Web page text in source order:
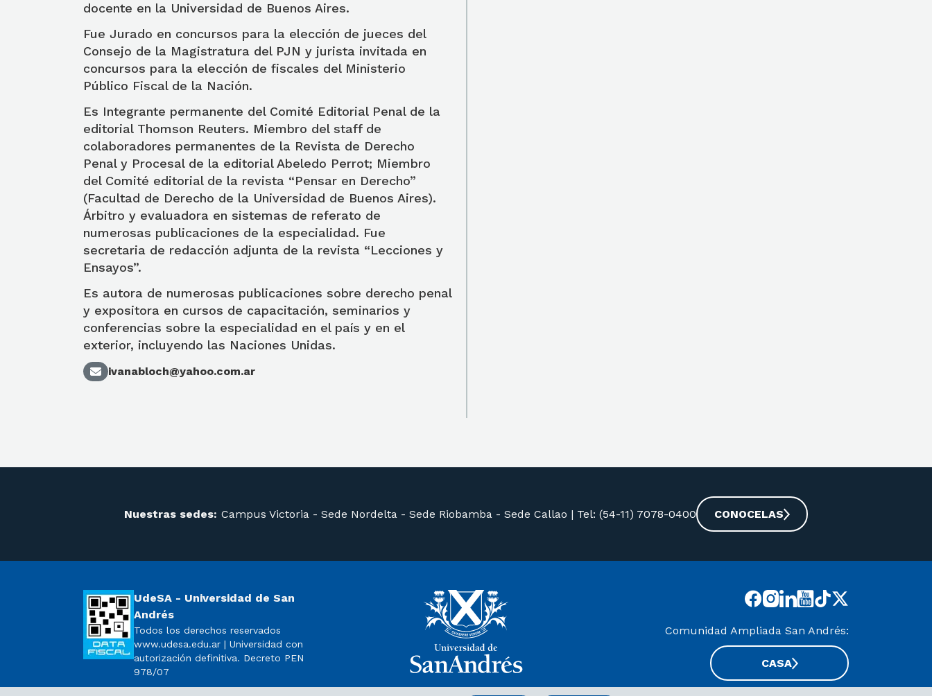
docente en la Universidad de Buenos Aires.
Fue Jurado en concursos para la elección de jueces del
Consejo de la Magistratura del PJN y jurista invitada en
concursos para la elección de fiscales del Ministerio
Público Fiscal de la Nación.
Es Integrante permanente del Comité Editorial Penal de la
editorial Thomson Reuters. Miembro del staff de
colaboradores permanentes de la Revista de Derecho
Penal y Procesal de la editorial Abeledo Perrot; Miembro
del Comité editorial de la revista “Pensar en Derecho”
(Facultad de Derecho de la Universidad de Buenos Aires).
Árbitro y evaluadora en sistemas de referato de
numerosas publicaciones de la especialidad. Fue
secretaria de redacción adjunta de la revista “Lecciones y
Ensayos”.
Es autora de numerosas publicaciones sobre derecho penal
y expositora en cursos de capacitación, seminarios y
conferencias sobre la especialidad en el país y en el
exterior, incluyendo las Naciones Unidas.
ivanabloch@yahoo.com.ar
Nuestras sedes: Campus Victoria - Sede Nordelta - Sede Riobamba - Sede Callao | Tel: (54-11) 7078-0400 CONOCELAS
UdeSA - Universidad de San
Andrés
Todos los derechos reservados
www.udesa.edu.ar | Universidad con
autorización definitiva. Decreto PEN
978/07
Comunidad Ampliada San Andrés:
CASA